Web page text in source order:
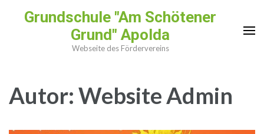
InhaltGrundschule "Am Schötener
Grund" Apolda
Webseite des Fördervereins
Autor:Website Admin